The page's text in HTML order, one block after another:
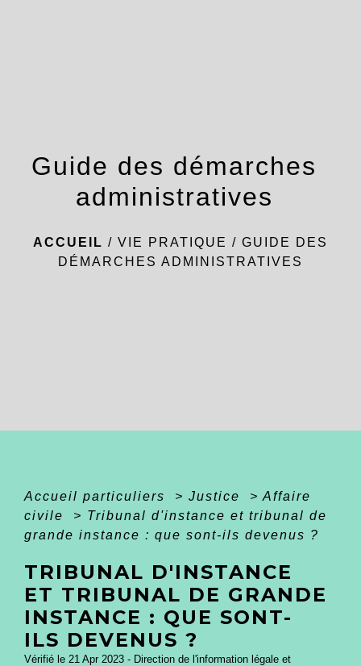
Guide des démarches
administratives
ACCUEIL / VIE PRATIQUE / GUIDE DES
DÉMARCHES ADMINISTRATIVES
Accueil particuliers > Justice > Affaire
civile
> Tribunal d'instance et tribunal de
grande instance : que sont-ils devenus ?
TRIBUNAL D'INSTANCE
ET TRIBUNAL DE GRANDE
INSTANCE : QUE SONT-
ILS DEVENUS ?
Vérifié le 21 Apr 2023 - Direction de l'information légale et